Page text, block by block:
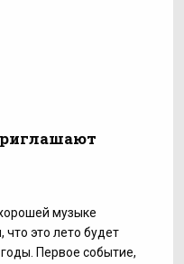
музыке
что это лето будет
Первое событие,